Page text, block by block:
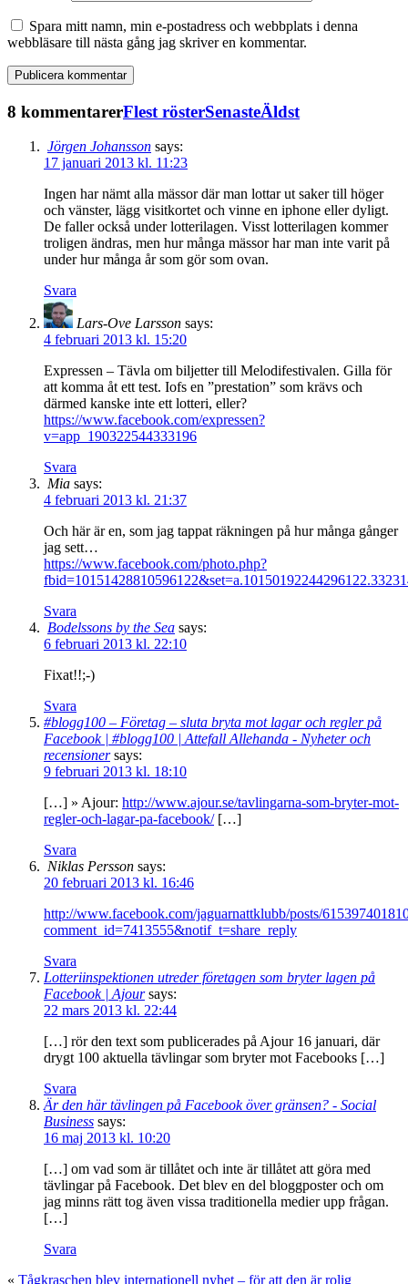
Spara mitt namn, min e-postadress och webbplats i denna
webbläsare till nästa gång jag skriver en kommentar.
8 kommentarerFlest rösterSenasteÄldst
Jörgen Johansson says:
17 januari 2013 kl. 11:23
Ingen har nämt alla mässor där man lottar ut saker till höger
och vänster, lägg visitkortet och vinne en iphone eller dyligt.
De faller också under lotterilagen. Visst lotterilagen kommer
troligen ändras, men hur många mässor har man inte varit på
under hur många år som gör som ovan.
Svara
Lars-Ove Larsson says:
4 februari 2013 kl. 15:20
Expressen – Tävla om biljetter till Melodifestivalen. Gilla för
att komma åt ett test. Iofs en ”prestation” som krävs och
därmed kanske inte ett lotteri, eller?
https://www.facebook.com/expressen?
v=app_190322544333196
Svara
Mia says:
4 februari 2013 kl. 21:37
Och här är en, som jag tappat räkningen på hur många gånger
jag sett…
https://www.facebook.com/photo.php?
Svara
Bodelssons by the Sea says:
6 februari 2013 kl. 22:10
Fixat!!;-)
Svara
#blogg100 – Företag – sluta bryta mot lagar och regler på
Facebook | #blogg100 | Attefall Allehanda - Nyheter och
recensioner says:
9 februari 2013 kl. 18:10
[…] » Ajour: http://www.ajour.se/tavlingarna-som-bryter-mot-
regler-och-lagar-pa-facebook/[…]
Svara
Niklas Persson says:
20 februari 2013 kl. 16:46
http://www.facebook.com/jaguarnattklubb/posts/
comment_id=7413555&notif_t=share_reply
Svara
Lotteriinspektionen utreder företagen som bryter lagen på
Facebook | Ajour says:
22 mars 2013 kl. 22:44
[…] rör den text som publicerades på Ajour 16 januari, där
drygt 100 aktuella tävlingar som bryter mot Facebooks […]
Svara
Är den här tävlingen på Facebook över gränsen? - Social
Business says:
16 maj 2013 kl. 10:20
[…] om vad som är tillåtet och inte är tillåtet att göra med
tävlingar på Facebook. Det blev en del bloggposter och om
jag minns rätt tog även vissa traditionella medier upp frågan.
[…]
Svara
« Tågkraschen blev internationell nyhet – för att den är rolig